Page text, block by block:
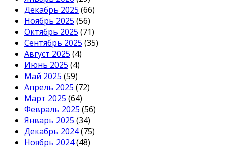
Декабрь 2025 (66)
Ноябрь 2025 (56)
Октябрь 2025 (71)
Сентябрь 2025 (35)
Август 2025 (4)
Июнь 2025 (4)
Май 2025 (59)
Апрель 2025 (72)
Март 2025 (64)
Февраль 2025 (56)
Январь 2025 (34)
Декабрь 2024(75)
Ноябрь 2024(48)